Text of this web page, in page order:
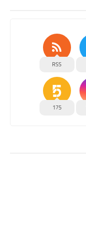
RSS
175